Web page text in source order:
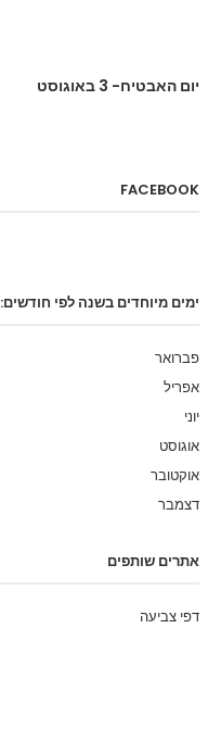
יום האבטיח- 3 באוגוסט
FACEBOOK
ימים מיוחדים בשנה לפי חודשים:
פברואר
אפריל
יוני
אוגוסט
אוקטובר
דצמבר
אתרים שותפים
דפי צביעה